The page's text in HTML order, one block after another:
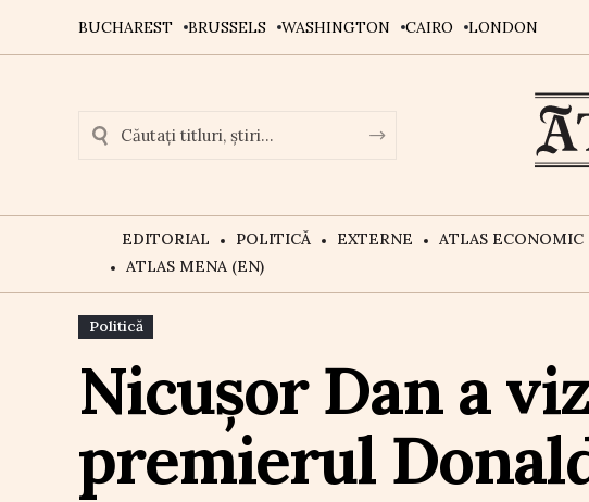
BUCHAREST BRUSSELS WASHINGTON CAIRO LONDON
EDITORIAL POLITICĂ EXTERNE ATLAS ECONOMIC
ATLAS MENA (EN)
Politică
Nicușor Dan a
premierul